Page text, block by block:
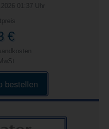
01:37 Uhr
€
bestellen